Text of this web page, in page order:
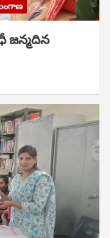
జ‌న్మ‌దిన